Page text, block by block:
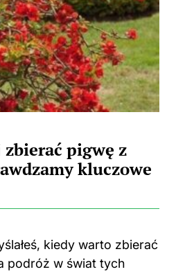
pigwę z
kluczowe
kiedy warto zbierać
podróż w świat tych